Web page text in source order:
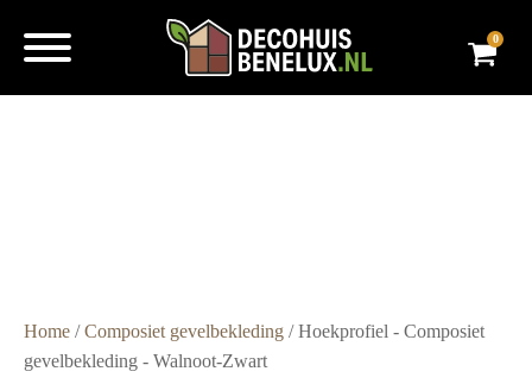
0
Home /Composiet gevelbekleding / Hoekprofiel - Composiet
gevelbekleding - Walnoot-Zwart